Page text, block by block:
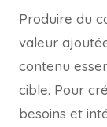
Produire du
valeur
contenu
cible. Pour
besoins et